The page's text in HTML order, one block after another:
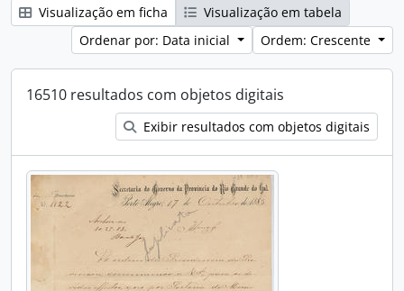
Visualização em ficha
Visualização em tabela
Ordenar por: Data inicial
Ordem: Crescente
16510 resultados com objetos digitais
Exibir resultados com objetos digitais